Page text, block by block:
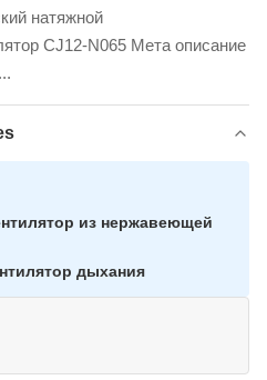
натяжной
CJ12-N065 Мета описание
из нержавеющей
дыхания